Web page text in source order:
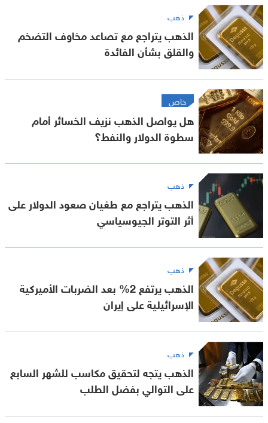
ذهب
الذهب يتراجع مع تصاعد مخاوف التضخم
والقلق بشأن الفائدة
خاص
هل يواصل الذهب نزيف الخسائر أمام
سطوة الدولار والنفط؟
ذهب
الذهب يتراجع مع طغيان صعود الدولار على
أثر التوتر الجيوسياسي
ذهب
الذهب يرتفع 2% بعد الضربات الأميركية
الإسرائيلية على إيران
ذهب
الذهب يتجه لتحقيق مكاسب للشهر السابع
على التوالي بفضل الطلب